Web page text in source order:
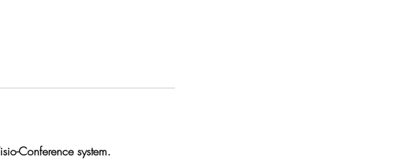
Conference system.